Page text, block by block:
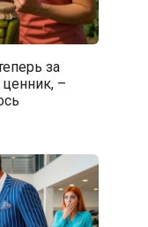
за
ценник, –